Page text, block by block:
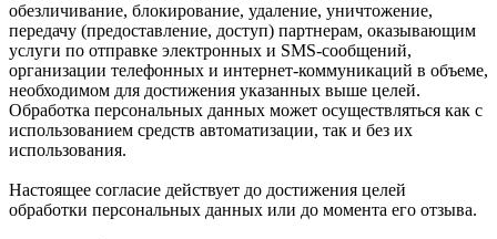
обезличивание, блокирование, удаление, уничтожение,
передачу (предоставление, доступ) партнерам, оказывающим
услуги по отправке электронных и SMS‑сообщений,
организации телефонных и интернет‑коммуникаций в объеме,
необходимом для достижения указанных выше целей.
Обработка персональных данных может осуществляться как с
использованием средств автоматизации, так и без их
использования.
Настоящее согласие действует до достижения целей
обработки персональных данных или до момента его отзыва.